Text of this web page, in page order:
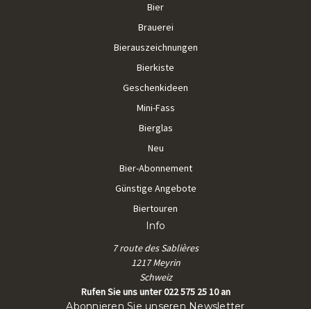
Bier
Brauerei
Bierauszeichnungen
Bierkiste
Geschenkideen
Mini-Fass
Bierglas
Neu
Bier-Abonnement
Günstige Angebote
Biertouren
Info
7 route des Sablières
1217 Meyrin
Schweiz
Rufen Sie uns unter 022 575 25 10 an
Abonnieren Sie unseren Newsletter